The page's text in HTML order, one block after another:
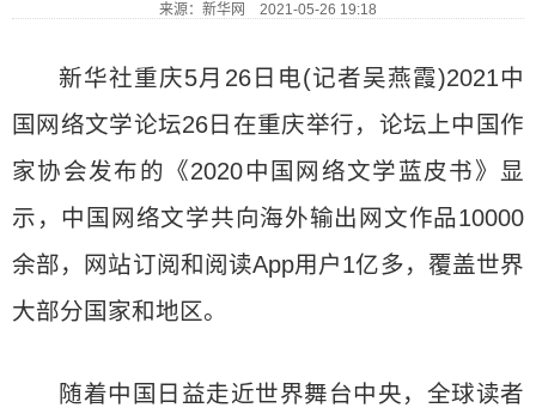
来源：新华网 2021-05-26 19:18
新华社重庆5月26日电(记者吴燕霞)2021中
国网络文学论坛26日在重庆举行，论坛上中国作
家协会发布的《2020中国网络文学蓝皮书》显
示，中国网络文学共向海外输出网文作品10000
余部，网站订阅和阅读App用户1亿多，覆盖世界
大部分国家和地区。
随着中国日益走近世界舞台中央，全球读者